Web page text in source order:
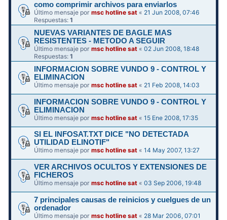
como comprimir archivos para enviarlos
Último mensaje pormsc hotline sat « 21 Jun 2008, 07:46
Respuestas:1
NUEVAS VARIANTES DE BAGLE MAS
RESISTENTES - METODO A SEGUIR
Último mensaje pormsc hotline sat «02 Jun 2008, 18:48
Respuestas:1
INFORMACION SOBRE VUNDO 9 - CONTROL Y
ELIMINACION
Último mensaje pormsc hotline sat « 21 Feb 2008, 14:03
INFORMACION SOBRE VUNDO 9 - CONTROL Y
ELIMINACION
Último mensaje pormsc hotline sat «15 Ene 2008, 17:35
SI EL INFOSAT.TXT DICE "NO DETECTADA
UTILIDAD ELINOTIF"
Último mensaje pormsc hotline sat «14 May 2007, 13:27
VER ARCHIVOS OCULTOS Y EXTENSIONES DE
FICHEROS
Último mensaje pormsc hotline sat «03 Sep 2006, 19:48
7 principales causas de reinicios y cuelgues de un
ordenador
Último mensaje pormsc hotline sat « 28 Mar 2006, 07:01